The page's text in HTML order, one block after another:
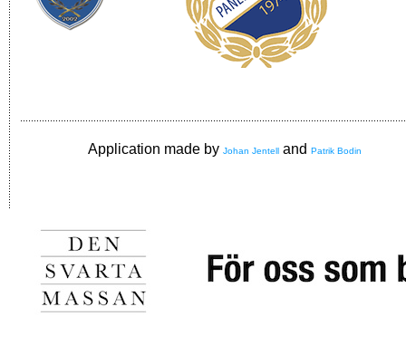
Application made by Johan Jentell and Patrik Bodin